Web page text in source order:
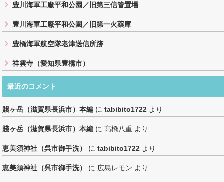
豊川海軍工廠平和公園／旧第三信管置場
豊川海軍工廠平和公園／旧第一火薬庫
豊橋海軍航空隊老津送信所跡
祥雲寺（愛知県豊橋市）
最近のコメント
賤ヶ岳（滋賀県長浜市）本編 に tabibito1722 より
賤ヶ岳（滋賀県長浜市）本編 に 髙橋八重 より
恵美須神社（呉市御手洗） に tabibito1722 より
恵美須神社（呉市御手洗） に 広島レモン より